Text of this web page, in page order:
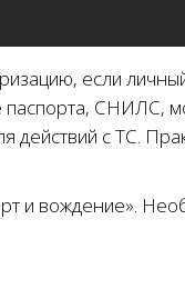
если
паспорта, СНИЛС,
действий с ТС.
и вождение».